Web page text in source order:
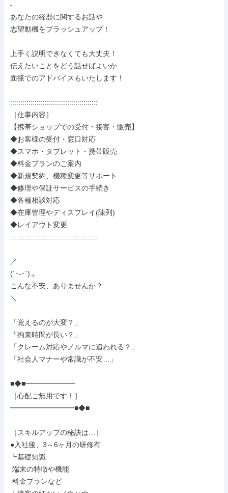
-
あなたの経歴に関するお話や
志望動機をブラッシュアップ！
上手く説明できなくても大丈夫！
伝えたいことをどう話せばよいか
面接でのアドバイスもいたします！
:::::::::::::::::::::::::::::::::::::::::::
［仕事内容］
【携帯ショップでの受付・接客・販売】
◆お客様の受付・窓口対応
◆スマホ・タブレット・携帯販売
◆料金プランのご案内
◆新規契約、機種変更等サポート
◆修理や保証サービスの手続き
◆各種相談対応
◆在庫管理やディスプレイ(陳列)
◆レイアウト変更
:::::::::::::::::::::::::::::::::::::::::::
／
(´･-･`).｡
こんな不安、ありませんか？
＼
「覚えるのが大変？」
「拘束時間が長い？」
「クレーム対応やノルマに追われる？」
「社会人マナーや常識が不安…」
■◆■━━━━━━━
［心配ご無用です！］
━━━━━━━━━■◆■
［スキルアップの秘訣は…］
●入社後、3～6ヶ月の研修有
┗基礎知識